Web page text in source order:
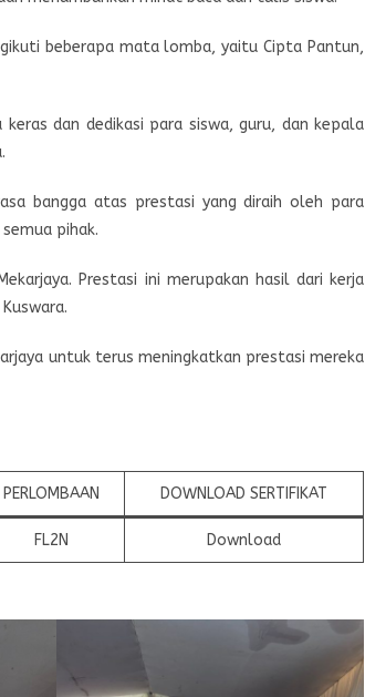
beberapa mata lomba, yaitu Cipta Pantun,
keras dan dedikasi para siswa, guru, dan kepala
bangga atas prestasi yang diraih oleh para
pihak.
Prestasi ini merupakan hasil dari kerja
untuk terus meningkatkan prestasi mereka
PERLOMBAAN DOWNLOAD SERTIFIKAT
FL2N Download